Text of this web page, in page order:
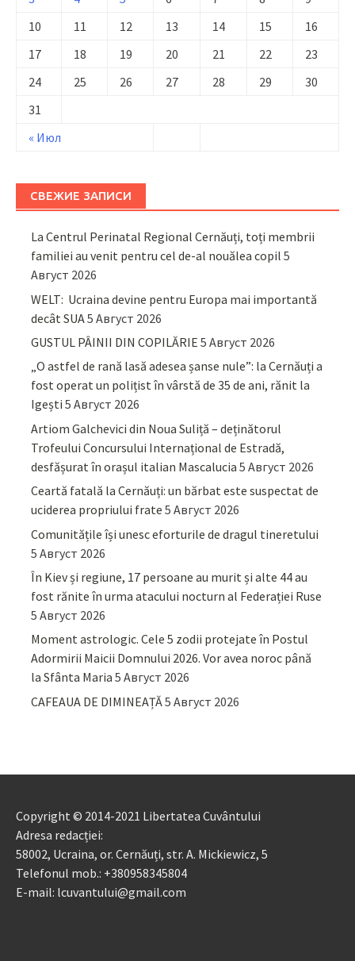
« Июл
10
11 12 13 14 15
16
17
18 19 20 21 22
23
24
25 26 27 28 29
30
31
СВЕЖИЕ ЗАПИСИ
La Centrul Perinatal Regional Cernăuți, toți membrii
familiei au venit pentru cel de-al nouălea copil 5
Август 2026
WELT: Ucraina devine pentru Europa mai importantă
decât SUA5 Август 2026
GUSTUL PÂINII DIN COPILĂRIE 5 Август 2026
„O astfel de rană lasă adesea șanse nule”: la Cernăuți a
fost operat un polițist în vârstă de 35 de ani, rănit la
Igești 5 Август 2026
Artiom Galchevici din Noua Suliță – deținătorul
Trofeului Concursului Internațional de Estradă,
desfășurat în orașul italian Mascalucia 5 Август 2026
Ceartă fatală la Cernăuți: un bărbat este suspectat de
uciderea propriului frate 5 Август 2026
Comunitățile își unesc eforturile de dragul tineretului
5 Август 2026
În Kiev și regiune, 17 persoane au murit și alte 44 au
fost rănite în urma atacului nocturn al Federației Ruse
5 Август 2026
Moment astrologic. Cele 5 zodii protejate în Postul
Adormirii Maicii Domnului 2026. Vor avea noroc până
la Sfânta Maria 5 Август 2026
CAFEAUA DE DIMINEAȚĂ5 Август 2026
Copyright © 2014-2021 Libertatea Cuvântului
Adresa redacției:
58002, Ucraina, or. Cernăuți, str. A. Mickiewicz, 5
Telefonul mob.: +380958345804
E-mail: lcuvantului@gmail.com